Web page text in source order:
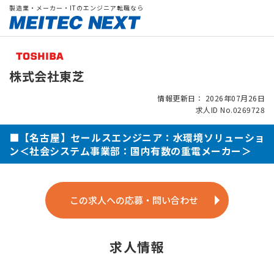
製造業・メーカー・ITのエンジニア転職なら
株式会社東芝
情報更新日： 2026年07月26日
求人ID No.0269728
■【名古屋】セールスエンジニア：水環境ソリューショ
ン＜社会システム事業部：国内有数の重電メーカー＞
この求人への応募・問い合わせ
求人情報